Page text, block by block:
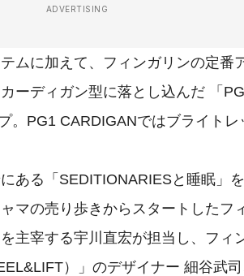
ADVERTISING
ムに加えて、フィンガリンの定番
ーディガン型に落とし込んだ 「
。PG1 CARDIGANではブライト
ある「SEDITIONARIESと睡眠」
マの売り歩きからスタートしたフ
主宰する宇川直宏が担当し、フィ
）」のデザイナー 細谷武